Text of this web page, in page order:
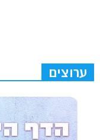
ערוצים